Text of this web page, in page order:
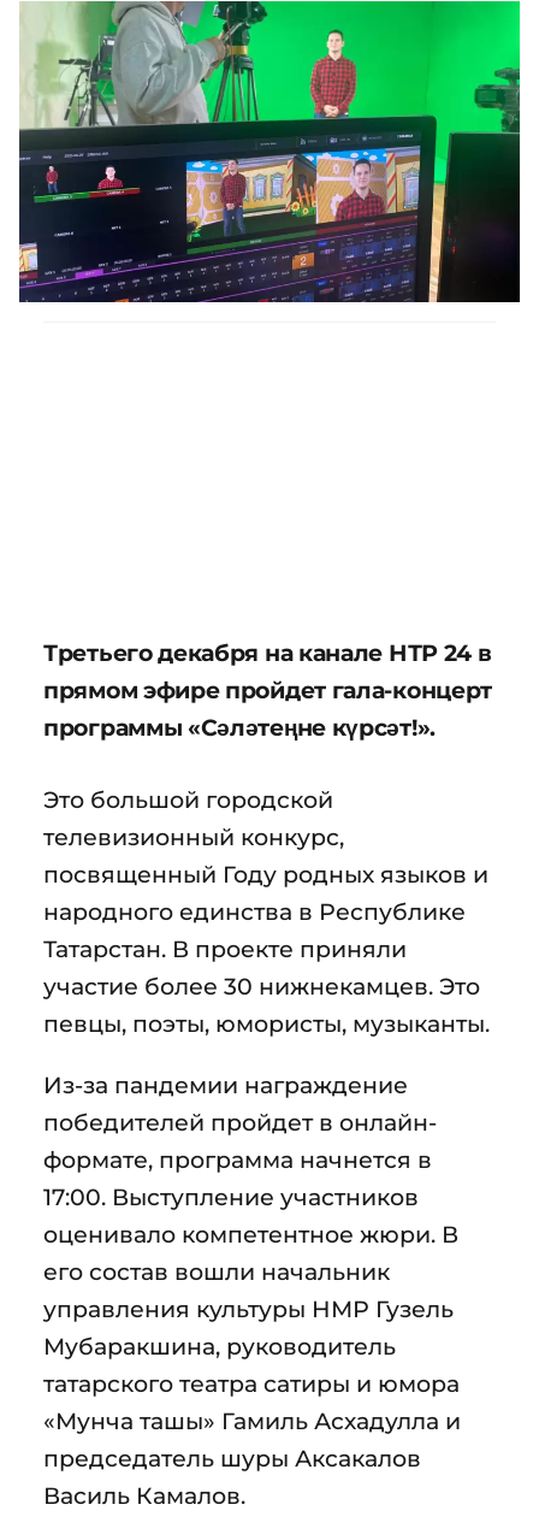
Третьего декабря на канале НТР 24 в
прямом эфире пройдет гала-концерт
программы «Сәләтеңне күрсәт!».
Это большой городской
телевизионный конкурс,
посвященный Году родных языков и
народного единства в Республике
Татарстан. В проекте приняли
участие более 30 нижнекамцев. Это
певцы, поэты, юмористы, музыканты.
Из-за пандемии награждение
победителей пройдет в онлайн-
формате, программа начнется в
17:00. Выступление участников
оценивало компетентное жюри. В
его состав вошли начальник
управления культуры НМР Гузель
Мубаракшина, руководитель
татарского театра сатиры и юмора
«Мунча ташы» Гамиль Асхадулла и
председатель шуры Аксакалов
Василь Камалов.